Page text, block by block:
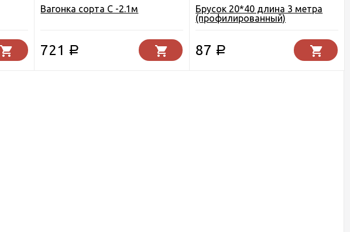
Вагонка сорта С -2.1м
721 Р
Брусок 20*40 длина 3 метра
(профилированный)
87 Р